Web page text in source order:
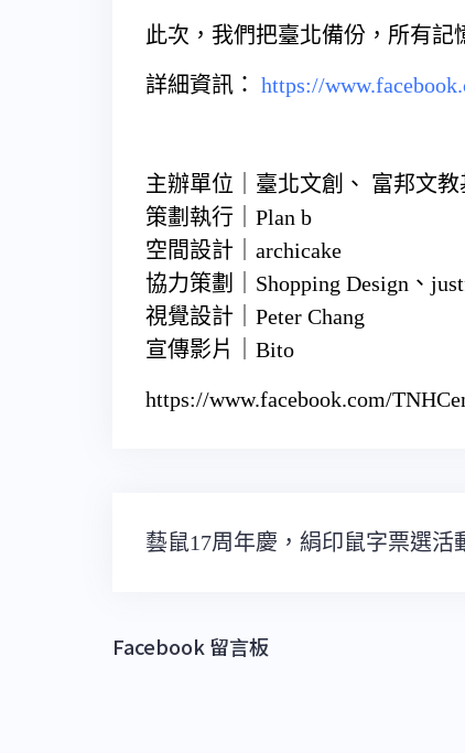
此次，我們把臺北備份，所有記
詳細資訊： https://
主辦單位｜臺北文創、 富邦文
策劃執行｜Plan b
空間設計｜archicake
協力策劃｜Shopping Design、
視覺設計｜Peter Chang
宣傳影片｜Bito
https://www.facebook.com/
文
覽
藝鼠17周年慶，絹印鼠字票選活
Facebook 留言板